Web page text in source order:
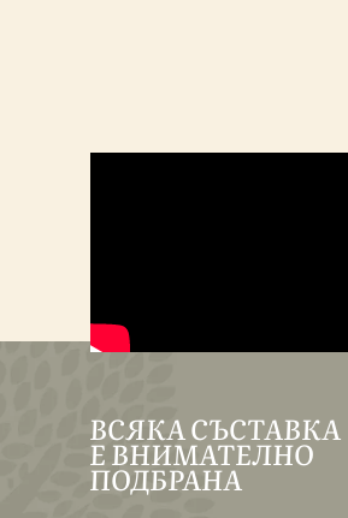
ВСЯКА СЪСТАВКА
Е ВНИМАТЕЛНО
ПОДБРАНА